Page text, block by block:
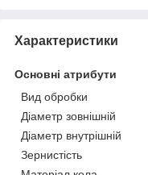
Характеристики
Основні атрибути
Вид обробки
Діаметр зовнішній
Діаметр внутрішній
Зернистість